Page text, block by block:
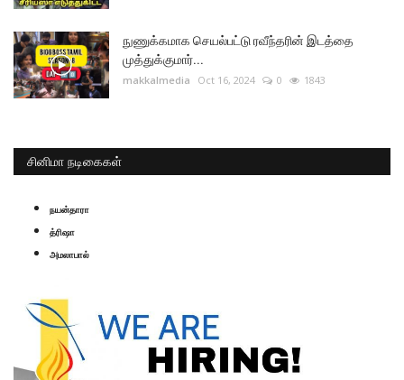
நுணுக்கமாக செயல்பட்டு ரவீந்தரின் இடத்தை
முத்துக்குமார்...
makkalmedia Oct 16, 2024 0 1843
சினிமா நடிகைகள்
நயன்தாரா
த்ரிஷா
அமலாபால்